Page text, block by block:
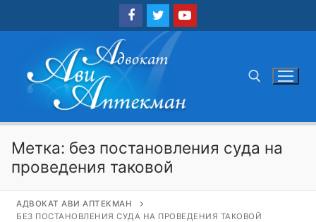
Метка: без постановления суда на
проведения таковой
АДВОКАТ АВИ АПТЕКМАН
БЕЗ ПОСТАНОВЛЕНИЯ СУДА НА ПРОВЕДЕНИЯ ТАКОВОЙ